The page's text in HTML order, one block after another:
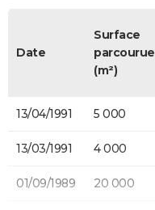
Date
Surface
parcourue
(m²)
13/04/1991 5 000
13/03/1991 4 000
01/09/1989 20 000